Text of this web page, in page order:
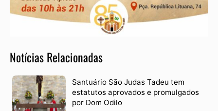
Notícias Relacionadas
Santuário São Judas Tadeu tem
estatutos aprovados e promulgados
por Dom Odilo